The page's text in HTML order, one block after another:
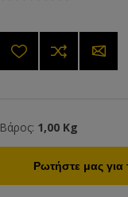
Βάρος: 1,00 Kg
Ρωτήστε μας για